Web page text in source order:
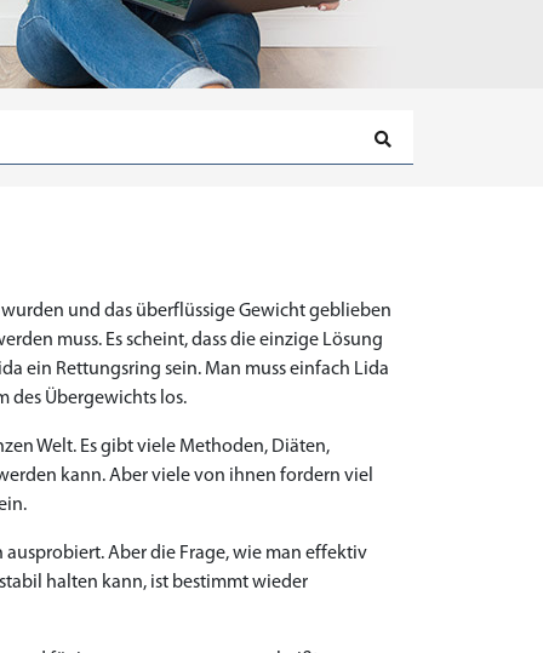
und das überflüssige Gewicht geblieben
muss. Es scheint, dass die einzige Lösung
ein Rettungsring sein. Man muss einfach Lida
des Übergewichts los.
Welt. Es gibt viele Methoden, Diäten,
kann. Aber viele von ihnen fordern viel
Aber die Frage, wie man effektiv
halten kann, ist bestimmt wieder